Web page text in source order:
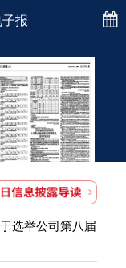
报
选举公司第八届